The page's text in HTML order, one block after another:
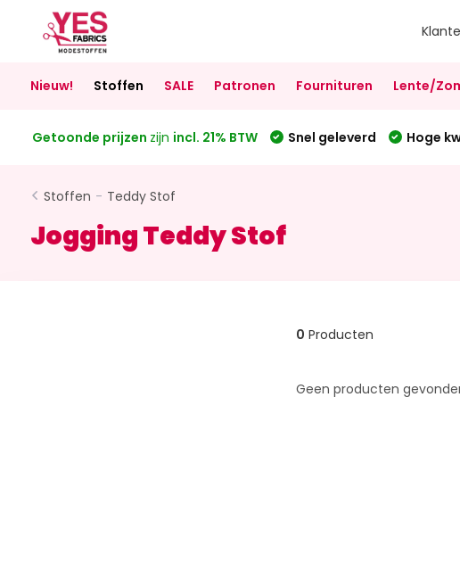
Nieuw! Stoffen SALE Patronen Fournituren Lente/
Getoonde prijzen zijn incl. 21% BTW Snel geleverd Hoge
Stoffen - Teddy Stof
Jogging Teddy Stof
0 Producten
Geen producten